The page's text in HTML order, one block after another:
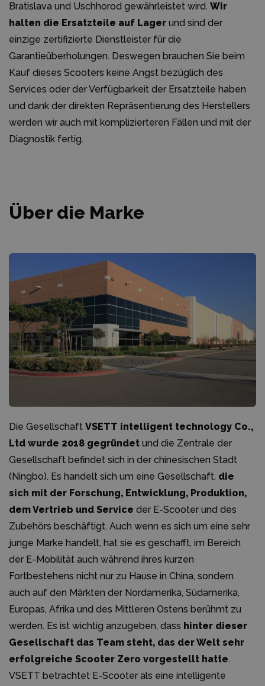
Bratislava und Uschhorod gewährleistet wird. Wir
halten die Ersatzteile auf Lager und sind der
einzige zertifizierte Dienstleister für die
Garantieüberholungen. Deswegen brauchen Sie beim
Kauf dieses Scooters keine Angst bezüglich des
Services oder der Verfügbarkeit der Ersatzteile haben
und dank der direkten Repräsentierung des Herstellers
werden wir auch mit komplizierteren Fällen und mit der
Diagnostik fertig.
Über die Marke
Die Gesellschaft VSETT intelligent technology Co.,
Ltd wurde 2018 gegründet und die Zentrale der
Gesellschaft befindet sich in der chinesischen Stadt
(Ningbo). Es handelt sich um eine Gesellschaft, die
sich mit der Forschung, Entwicklung, Produktion,
dem Vertrieb und Service der E-Scooter und des
Zubehörs beschäftigt. Auch wenn es sich um eine sehr
junge Marke handelt, hat sie es geschafft, im Bereich
der E-Mobilität auch während ihres kurzen
Fortbestehens nicht nur zu Hause in China, sondern
auch auf den Märkten der Nordamerika, Südamerika,
Europas, Afrika und des Mittleren Ostens berühmt zu
werden. Es ist wichtig anzugeben, dass hinter dieser
Gesellschaft das Team steht, das der Welt sehr
erfolgreiche Scooter Zero vorgestellt hatte.
VSETT betrachtet E-Scooter als eine intelligente